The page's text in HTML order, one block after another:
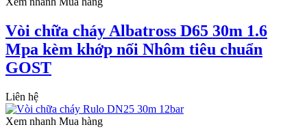
Vòi chữa cháy Albatross D65 30m 1.6
Mpa kèm khớp nối Nhôm tiêu chuẩn
GOST
Liên hệ
Xem nhanh Mua hàng